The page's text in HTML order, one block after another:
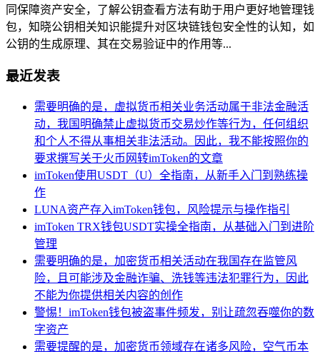
同保障资产安全，了解公钥查看方法有助于用户更好地管理钱
包，知晓公钥相关知识能提升对区块链钱包安全性的认知，如
公钥的生成原理、其在交易验证中的作用等...
最近发表
需要明确的是，虚拟货币相关业务活动属于非法金融活
动，我国明确禁止虚拟货币交易炒作等行为，任何组织
和个人不得从事相关非法活动。因此，我不能按照你的
要求撰写关于火币网转imToken的文章
imToken使用USDT（U）全指南，从新手入门到熟练操
作
LUNA资产存入imToken钱包，风险提示与操作指引
imToken TRX钱包USDT实操全指南，从基础入门到进阶
管理
需要明确的是，加密货币相关活动在我国存在监管风
险，且可能涉及金融诈骗、洗钱等违法犯罪行为，因此
不能为你提供相关内容的创作
警惕！imToken钱包被盗事件频发，别让疏忽吞噬你的数
字资产
需要提醒的是，加密货币领域存在诸多风险，空气币本